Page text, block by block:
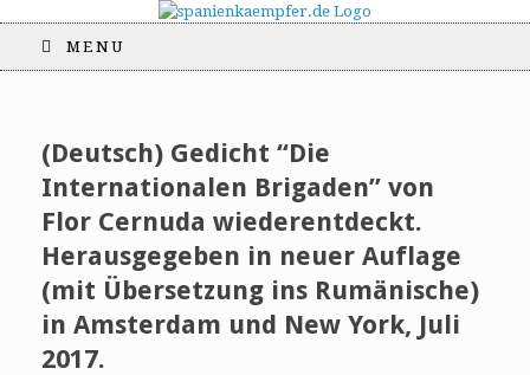
MENU
(Deutsch) Gedicht “Die
Internationalen Brigaden” von
Flor Cernuda wiederentdeckt.
Herausgegeben in neuer Auflage
(mit Übersetzung ins Rumänische)
in Amsterdam und New York, Juli
2017.